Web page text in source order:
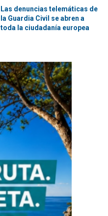
Las denuncias telemáticas de
la Guardia Civil se abren a
toda la ciudadanía europea